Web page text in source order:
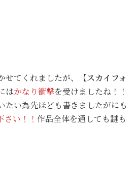
てくれましたが、
【スカイフォ
はかなり衝撃を受けましたね！！
たい為先ほども書きましたがにも
い！！ 作品全体を通しても謎も